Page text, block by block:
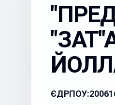
ЄДРПОУ: